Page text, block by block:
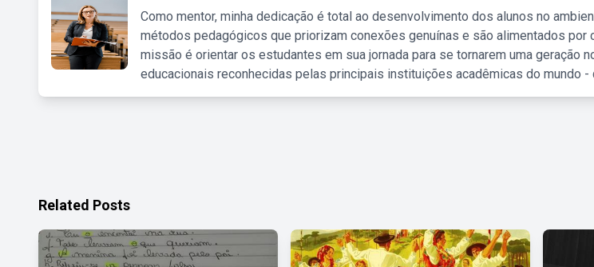
Como mentor, minha dedicação é total ao desenvolvimento dos alunos no
métodos pedagógicos que priorizam conexões genuínas e são alimentados por
missão é orientar os estudantes em sua jornada para se tornarem uma geração
educacionais reconhecidas pelas principais instituições acadêmicas do mundo -
Related Posts